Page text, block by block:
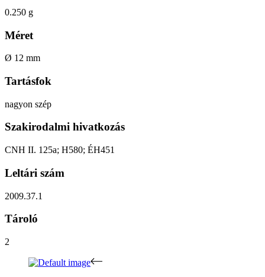
0.250 g
Méret
Ø 12 mm
Tartásfok
nagyon szép
Szakirodalmi hivatkozás
CNH II. 125a; H580; ÉH451
Leltári szám
2009.37.1
Tároló
2